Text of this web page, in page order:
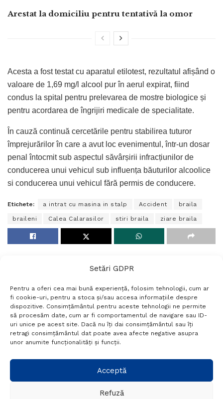
Setări GDPR
Pentru a oferi cea mai bună experiență, folosim tehnologii, cum ar
fi cookie-uri, pentru a stoca și/sau accesa informațiile despre
dispozitive. Consimțământul pentru aceste tehnologii ne permite
să procesăm date, cum ar fi comportamentul de navigare sau ID-
uri unice pe acest site. Dacă nu îți dai consimțământul sau îți
retragi consimțământul dat poate avea afecte negative asupra
unor anumite funcționalități și funcții.
Acceptă
Refuză
Arestat la domiciliu pentru tentativă la omor
Acesta a fost testat cu aparatul etilotest, rezultatul afișând o
valoare de 1,69 mg/l alcool pur în aerul expirat, fiind
condus la spital pentru prelevarea de mostre biologice și
pentru acordarea de îngrijiri medicale de specialitate.
În cauză continuă cercetările pentru stabilirea tuturor
împrejurărilor în care a avut loc evenimentul, într-un dosar
penal întocmit sub aspectul săvârșirii infracțiunilor de
conducerea unui vehicul sub influența băuturilor alcoolice
si conducerea unui vehicul fără permis de conducere.
Etichete: a intrat cu masina in stalp Accident braila
braileni Calea Calarasilor stiri braila ziare braila
Termeni si conditii
Politică de confidențialitate
Politica cookies
Setări GDPR
+40 788 760 194